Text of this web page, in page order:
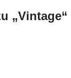
„Vintage“